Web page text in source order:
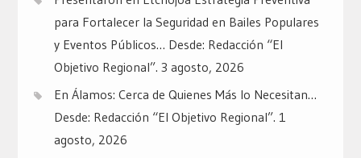
para Fortalecer la Seguridad en Bailes Populares
y Eventos Públicos… Desde: Redacción “El
Objetivo Regional”. 3 agosto, 2026
En Álamos: Cerca de Quienes Más lo Necesitan…
Desde: Redacción “El Objetivo Regional”. 1
agosto, 2026